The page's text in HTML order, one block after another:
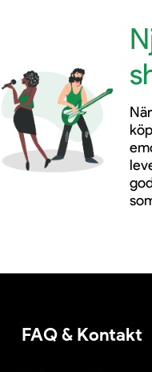
FAQ & Kontakt